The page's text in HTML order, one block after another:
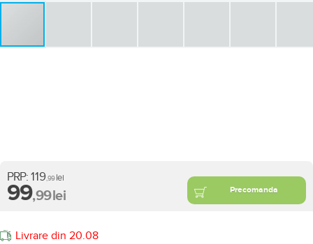
PRP: 119,99lei
99,99lei Precomanda
Livrare din 20.08